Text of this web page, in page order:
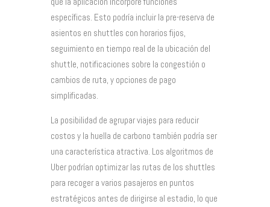
específicas. Esto podría incluir la pre-reserva de
asientos en shuttles con horarios fijos,
seguimiento en tiempo real de la ubicación del
shuttle, notificaciones sobre la congestión o
cambios de ruta, y opciones de pago
simplificadas.
La posibilidad de agrupar viajes para reducir
costos y la huella de carbono también podría ser
una característica atractiva. Los algoritmos de
Uber podrían optimizar las rutas de los shuttles
para recoger a varios pasajeros en puntos
estratégicos antes de dirigirse al estadio, lo que